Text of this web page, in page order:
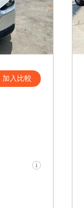
加入比較